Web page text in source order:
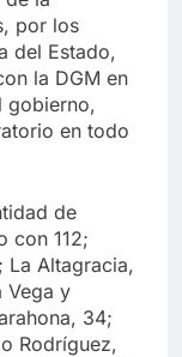
por los
del Estado,
la DGM en
gobierno,
en todo
de
con 112;
La Altagracia,
Vega y
34;
Rodríguez,